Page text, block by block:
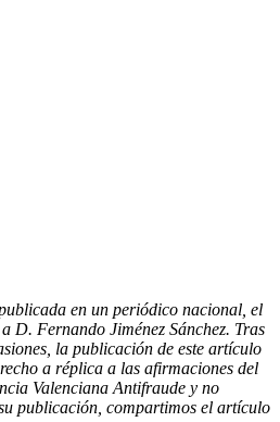
en un periódico nacional, el
D. Fernando Jiménez Sánchez. Tras
la publicación de este artículo
a réplica a las afirmaciones del
Valenciana Antifraude y no
publicación, compartimos el artículo